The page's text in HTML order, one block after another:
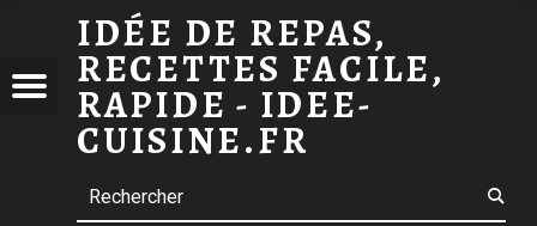
GRATIN DE PÂTES : RECETTE DU MAC AND CHEESE
IDÉE DE REPAS,
RECETTES FACILE,
RAPIDE - IDEE-
CUISINE.FR
Menu
navigation